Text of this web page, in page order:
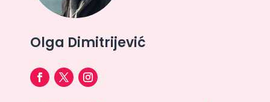
Olga Dimitrijević